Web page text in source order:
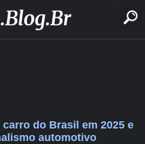
do Brasil em 2025 e
automotivo